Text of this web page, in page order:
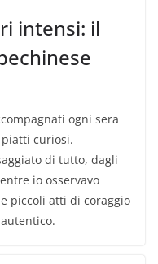
intensi: il
ogni sera
curiosi.
di tutto, dagli
io osservavo
piccoli atti di coraggio